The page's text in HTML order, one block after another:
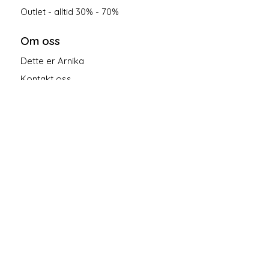
Outlet - alltid 30% - 70%
Om oss
Dette er Arnika
Kontakt oss